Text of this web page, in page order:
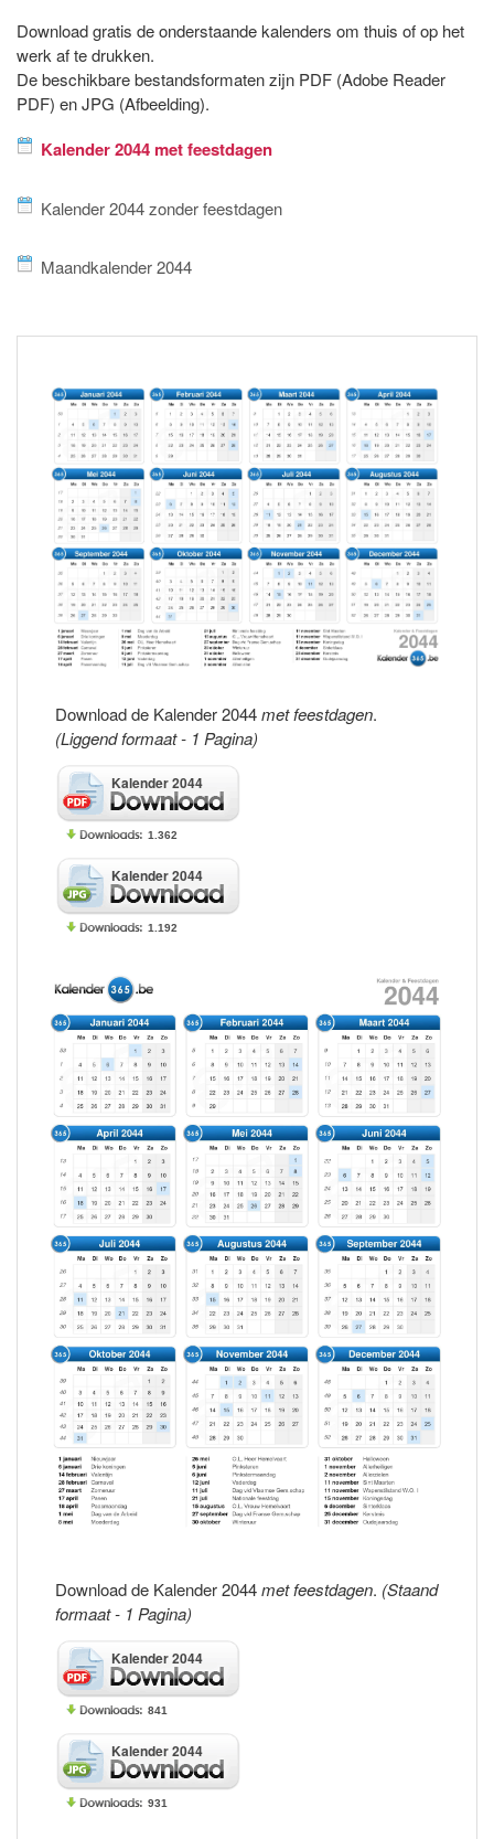
Download gratis de onderstaande kalenders om thuis of op het
werk af te drukken.
De beschikbare bestandsformaten zijn PDF (Adobe Reader
PDF) en JPG (Afbeelding).
Kalender 2044 met feestdagen
Kalender 2044 zonder feestdagen
Maandkalender 2044
Download de Kalender 2044met feestdagen.
(Liggend formaat - 1 Pagina)
Kalender 2044
1.362
Kalender 2044
1.192
Download de Kalender 2044met feestdagen. (Staand
formaat - 1 Pagina)
Kalender 2044
841
Kalender 2044
931